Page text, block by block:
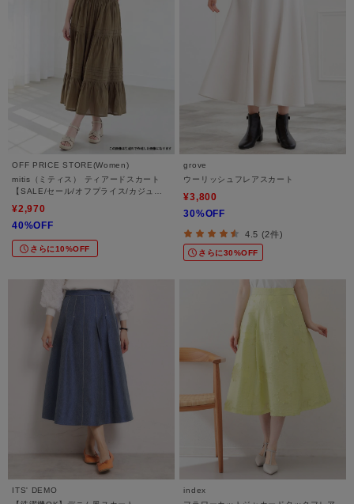
OFF PRICE STORE(Women)
mitis（ミティス） ティアードスカート
【SALE/セール/オフプライス/カジュア
ル/デイリー/トレンド/ガーリー】
¥2,970
40%OFF
さらに10%OFF
grove
ウーリッシュフレアスカート
¥3,800
30%OFF
4.5 (2件)
さらに30%OFF
ITS' DEMO
index